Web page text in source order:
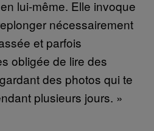
lui-même. Elle invoque
nécessairement
et parfois
obligée de lire des
des photos qui te
plusieurs jours. »